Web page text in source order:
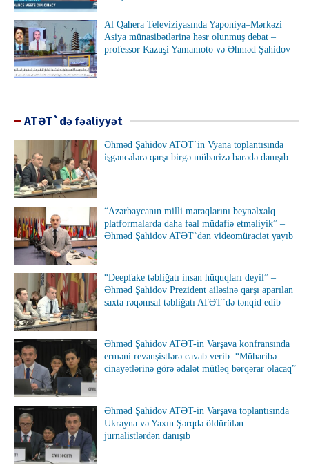
Al Qahera Televiziyasında Yaponiya–Mərkəzi
Asiya münasibətlərinə həsr olunmuş debat –
professor Kazuşi Yamamoto və Əhməd Şahidov
ATƏT`də fəaliyyət
Əhməd Şahidov ATƏT`in Vyana toplantısında
işgəncələrə qarşı birgə mübarizə barədə danışıb
“Azərbaycanın milli maraqlarını beynəlxalq
platformalarda daha fəal müdafiə etməliyik” –
Əhməd Şahidov ATƏT`dən videomüraciət yayıb
“Deepfake təbliğatı insan hüquqları deyil” –
Əhməd Şahidov Prezident ailəsinə qarşı aparılan
saxta rəqəmsal təbliğatı ATƏT`də tənqid edib
Əhməd Şahidov ATƏT-in Varşava konfransında
erməni revanşistlərə cavab verib: “Müharibə
cinayətlərinə görə ədalət mütləq bərqərar olacaq”
Əhməd Şahidov ATƏT-in Varşava toplantısında
Ukrayna və Yaxın Şərqdə öldürülən
jurnalistlərdən danışıb